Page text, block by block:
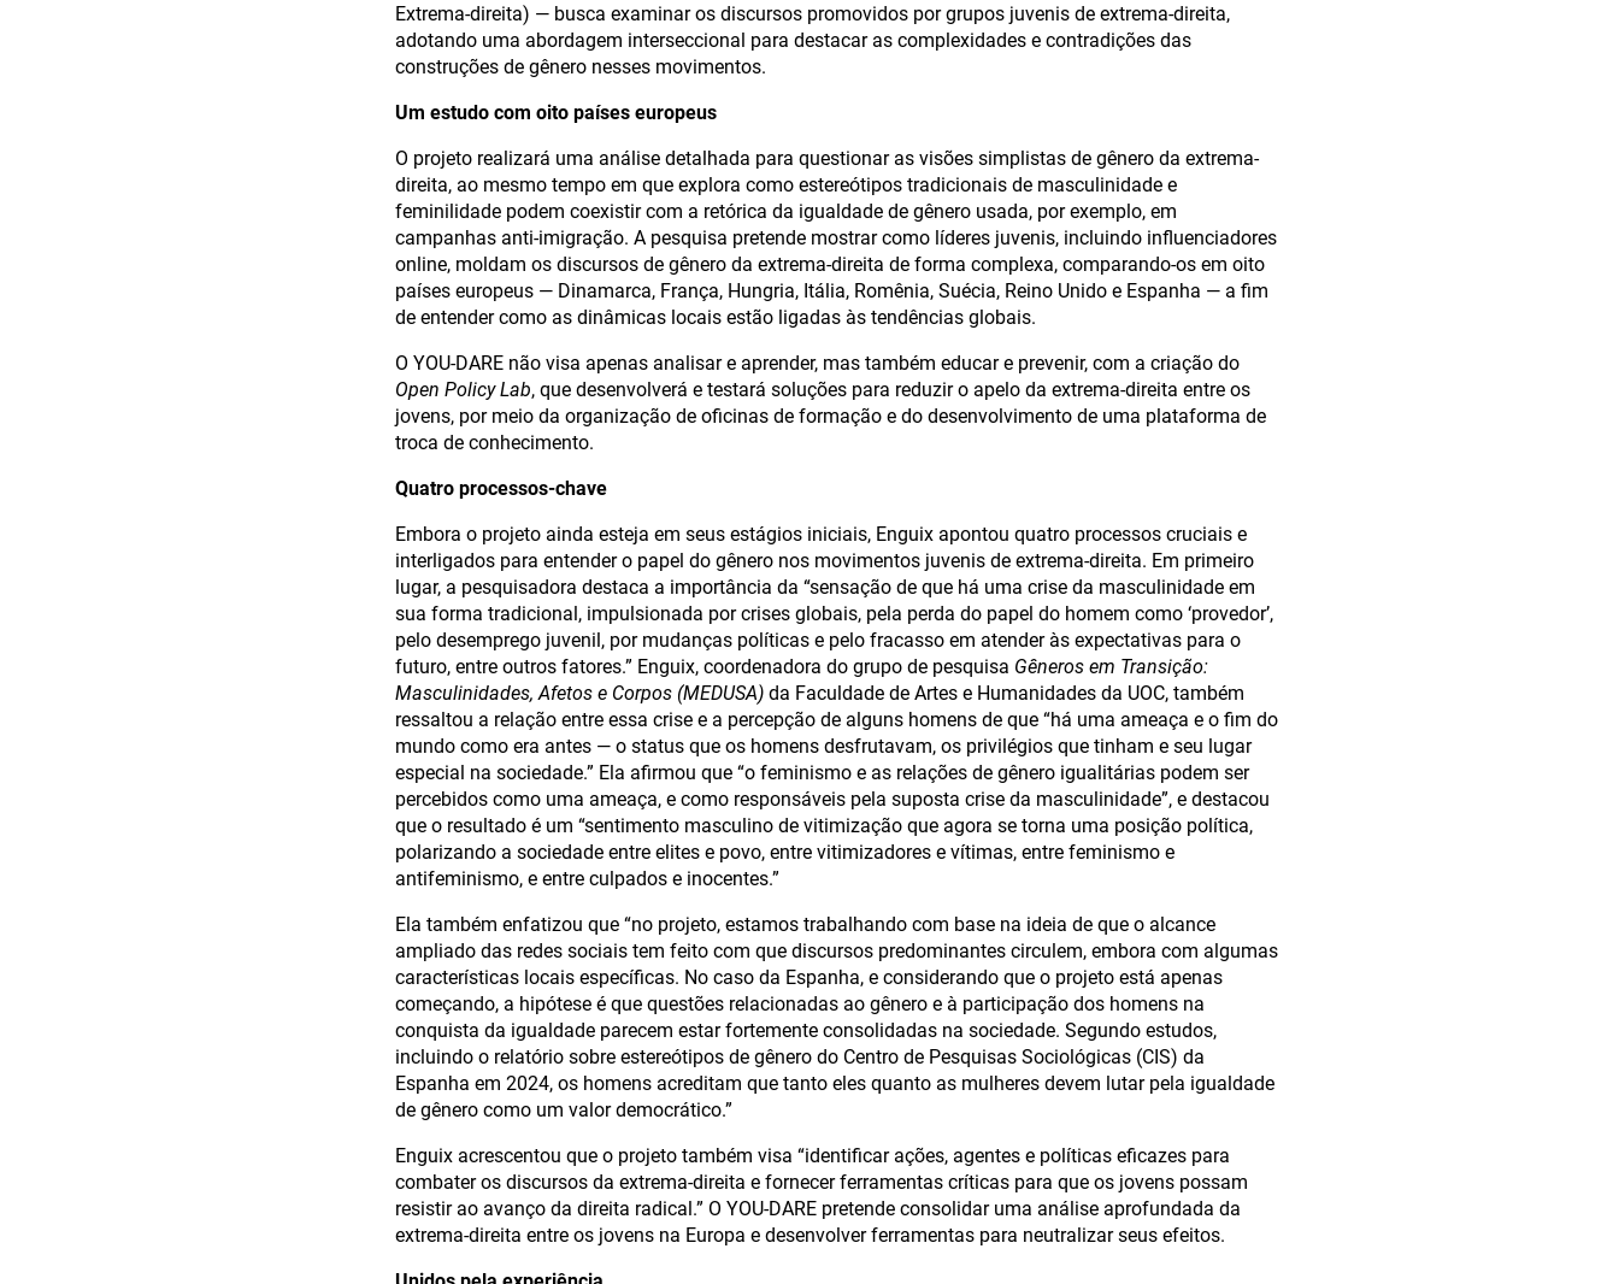
Extrema-direita) — busca examinar os discursos promovidos por grupos juvenis de extrema-direita,
adotando uma abordagem interseccional para destacar as complexidades e contradições das
construções de gênero nesses movimentos.
Um estudo com oito países europeus
O projeto realizará uma análise detalhada para questionar as visões simplistas de gênero da extrema-
direita, ao mesmo tempo em que explora como estereótipos tradicionais de masculinidade e
feminilidade podem coexistir com a retórica da igualdade de gênero usada, por exemplo, em
campanhas anti-imigração. A pesquisa pretende mostrar como líderes juvenis, incluindo influenciadores
online, moldam os discursos de gênero da extrema-direita de forma complexa, comparando-os em oito
países europeus — Dinamarca, França, Hungria, Itália, Romênia, Suécia, Reino Unido e Espanha — a fim
de entender como as dinâmicas locais estão ligadas às tendências globais.
O YOU-DARE não visa apenas analisar e aprender, mas também educar e prevenir, com a criação do
Open Policy Lab, que desenvolverá e testará soluções para reduzir o apelo da extrema-direita entre os
jovens, por meio da organização de oficinas de formação e do desenvolvimento de uma plataforma de
troca de conhecimento.
Quatro processos-chave
Embora o projeto ainda esteja em seus estágios iniciais, Enguix apontou quatro processos cruciais e
interligados para entender o papel do gênero nos movimentos juvenis de extrema-direita. Em primeiro
lugar, a pesquisadora destaca a importância da “sensação de que há uma crise da masculinidade em
sua forma tradicional, impulsionada por crises globais, pela perda do papel do homem como ‘provedor’,
pelo desemprego juvenil, por mudanças políticas e pelo fracasso em atender às expectativas para o
futuro, entre outros fatores.” Enguix, coordenadora do grupo de pesquisa Gêneros em Transição:
Masculinidades, Afetos e Corpos (MEDUSA) da Faculdade de Artes e Humanidades da UOC, também
ressaltou a relação entre essa crise e a percepção de alguns homens de que “há uma ameaça e o fim do
mundo como era antes — o status que os homens desfrutavam, os privilégios que tinham e seu lugar
especial na sociedade.” Ela afirmou que “o feminismo e as relações de gênero igualitárias podem ser
percebidos como uma ameaça, e como responsáveis pela suposta crise da masculinidade”, e destacou
que o resultado é um “sentimento masculino de vitimização que agora se torna uma posição política,
polarizando a sociedade entre elites e povo, entre vitimizadores e vítimas, entre feminismo e
antifeminismo, e entre culpados e inocentes.”
Ela também enfatizou que “no projeto, estamos trabalhando com base na ideia de que o alcance
ampliado das redes sociais tem feito com que discursos predominantes circulem, embora com algumas
características locais específicas. No caso da Espanha, e considerando que o projeto está apenas
começando, a hipótese é que questões relacionadas ao gênero e à participação dos homens na
conquista da igualdade parecem estar fortemente consolidadas na sociedade. Segundo estudos,
incluindo o relatório sobre estereótipos de gênero do Centro de Pesquisas Sociológicas (CIS) da
Espanha em 2024, os homens acreditam que tanto eles quanto as mulheres devem lutar pela igualdade
de gênero como um valor democrático.”
Enguix acrescentou que o projeto também visa “identificar ações, agentes e políticas eficazes para
combater os discursos da extrema-direita e fornecer ferramentas críticas para que os jovens possam
resistir ao avanço da direita radical.” O YOU-DARE pretende consolidar uma análise aprofundada da
extrema-direita entre os jovens na Europa e desenvolver ferramentas para neutralizar seus efeitos.